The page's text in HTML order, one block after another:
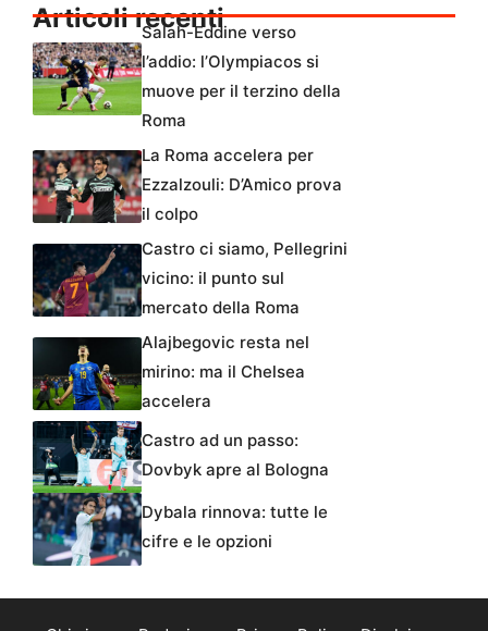
Articoli recenti
Salah-Eddine verso
l’addio: l’Olympiacos si
muove per il terzino della
Roma
La Roma accelera per
Ezzalzouli: D’Amico prova
il colpo
Castro ci siamo, Pellegrini
vicino: il punto sul
mercato della Roma
Alajbegovic resta nel
mirino: ma il Chelsea
accelera
Castro ad un passo:
Dovbyk apre al Bologna
Dybala rinnova: tutte le
cifre e le opzioni